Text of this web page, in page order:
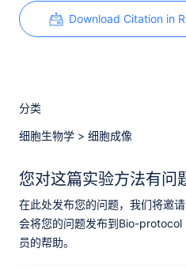
Download Citation in
分类
细胞生物学 > 细胞成像
您对这篇实验方法有问
在此处发布您的问题，我们将邀
会将您的问题发布到Bio-
员的帮助。